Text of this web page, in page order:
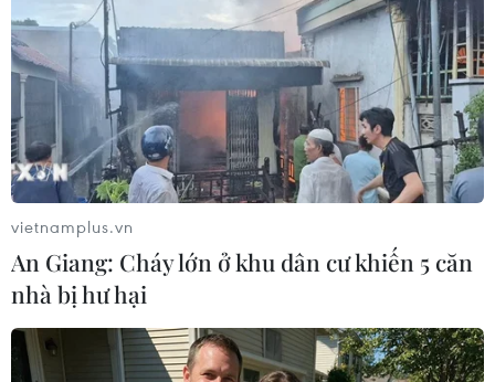
Theo dõi VietnamPlus
TIN LIÊN QUAN
vietnamplus.vn
An Giang: Cháy lớn ở khu dân cư khiến 5 căn
nhà bị hư hại